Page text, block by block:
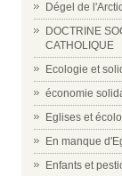
Dégel de
DOCTRINE
CATHOLIQUE
Ecologie et
économie
Eglises et
En manque
Enfants et